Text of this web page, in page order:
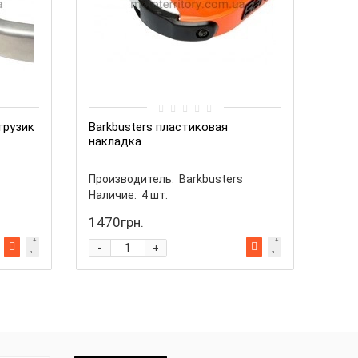
Barkbusters пластиковая
накладка
Производитель: Barkbusters
Наличие: 4шт.
1470грн.
+
-